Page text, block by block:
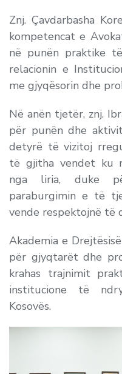
Znj. Çavdarbasha
kompetencat e
në punën praktike
relacionin e
me gjyqësorin dhe
Në anën tjetër, znj.
për punën dhe
detyrë të vizitoj
të gjitha vendet ku
nga liria, duke
paraburgimin e të
vende respektojnë të
Akademia e
për gjyqtarët dhe
krahas trajnimit
institucione të
Kosovës.